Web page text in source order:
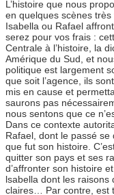
L’histoire que nous
en quelques scènes
Isabella ou Rafael
serez pour vos frais :
Centrale à l’histoire, la
Amérique du Sud, et
politique est largement
que soit l’agence, ils
mis en cause et
saurons pas
nous sentons que ce
Dans ce contexte
Rafael, dont le passé
que fut son histoire.
quitter son pays et ses
d’affronter son histoire
lsabella dont les
claires… Par contre, est